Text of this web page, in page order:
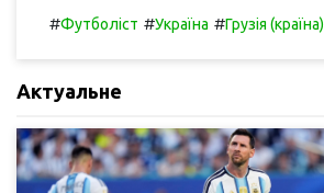
#Футболіст #Україна #Грузія (країна)
Актуальне